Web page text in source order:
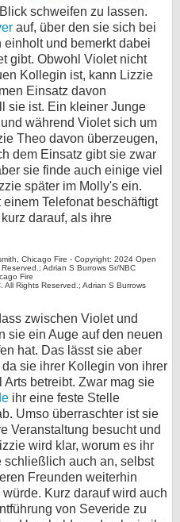
schweifen zu lassen.
auf, über den sie sich bei
und bemerkt dabei
gibt. Obwohl Violet nicht
Kollegin ist, kann Lizzie
Einsatz davon
sie ist. Ein kleiner Junge
während Violet sich um
Theo davon überzeugen,
dem Einsatz gibt sie zwar
sie finde auch einige viel
später im Molly's ein.
Telefonat beschäftigt
darauf, als ihre
Fire
Rights Reserved.; Adrian S Burrows
zwischen Violet und
sie ein Auge auf den neuen
hat. Das lässt sie aber
sie ihrer Kollegin von ihrer
betreibt. Zwar mag sie
ihr eine feste Stelle
Umso überraschter ist sie
Veranstaltung besucht und
wird klar, worum es ihr
schließlich auch an, selbst
Freunden weiterhin
Kurz darauf wird auch
von Severide zu